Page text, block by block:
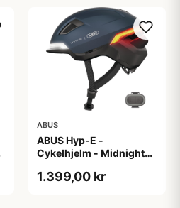
ABUS
ABUS Hyp-E -
Cykelhjelm - Midnight
1.399,00 kr